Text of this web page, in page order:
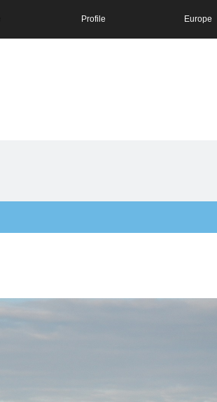
Profile Europe